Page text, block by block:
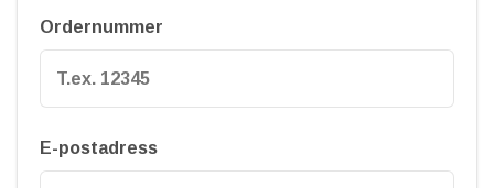
Ordernummer
E-postadress